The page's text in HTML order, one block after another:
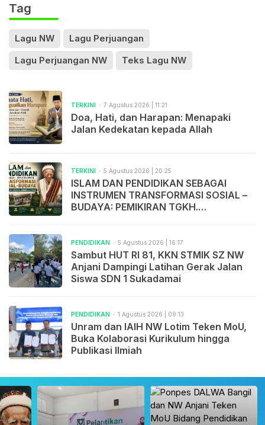
Tag
Lagu NW
Lagu Perjuangan
Lagu Perjuangan NW
Teks Lagu NW
TERKINI 7 Agustus 2026 | 11:21
Doa, Hati, dan Harapan: Menapaki
Jalan Kedekatan kepada Allah
TERKINI 5 Agustus 2026 | 20:25
ISLAM DAN PENDIDIKAN SEBAGAI
INSTRUMEN TRANSFORMASI SOSIAL –
BUDAYA: PEMIKIRAN TGKH.
PENDIDIKAN 5 Agustus 2026 | 16:17
Sambut HUT RI 81, KKN STMIK SZ NW
Anjani Dampingi Latihan Gerak Jalan
Siswa SDN 1 Sukadamai
PENDIDIKAN 1 Agustus 2026 | 09:13
Unram dan IAIH NW Lotim Teken MoU,
Buka Kolaborasi Kurikulum hingga
Publikasi Ilmiah